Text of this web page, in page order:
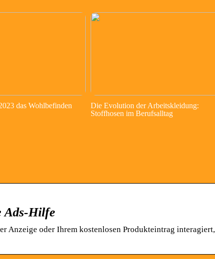
das Wohlbefinden
Die Evolution der Arbeitskleidung:
Stoffhosen im Berufsalltag
Ads-Hilfe
Anzeige oder Ihrem kostenlosen Produkteintrag interagiert,